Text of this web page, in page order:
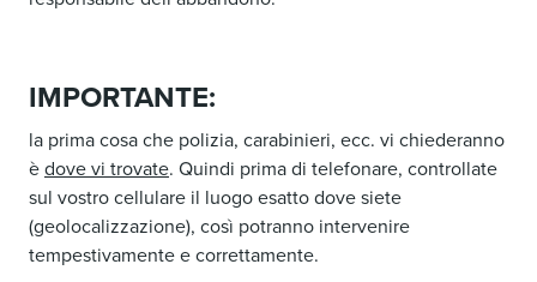
IMPORTANTE:
la prima cosa che polizia, carabinieri, ecc. vi chiederanno
è dove vi trovate. Quindi prima di telefonare, controllate
sul vostro cellulare il luogo esatto dove siete
(geolocalizzazione), così potranno intervenire
tempestivamente e correttamente.